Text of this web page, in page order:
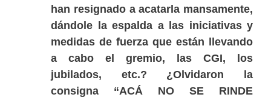
han resignado a acatarla mansamente,
dándole la espalda a las iniciativas y
medidas de fuerza que están llevando
a cabo el gremio, las CGI, los
jubilados, etc.? ¿Olvidaron la
consigna “ACÁ NO SE RINDE